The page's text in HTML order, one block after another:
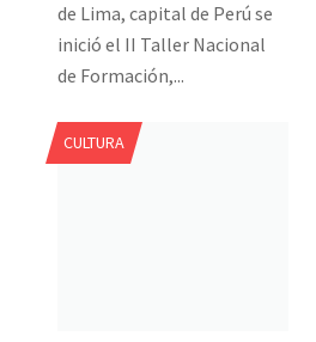
de Lima, capital de Perú se
inició el II Taller Nacional
de Formación,...
CULTURA